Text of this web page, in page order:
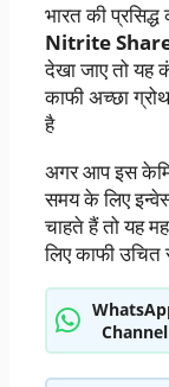
भारत की
Nitrite
देखा जाए तो यह
काफी अच्छा
है
अगर आप इस
समय के लिए
चाहते हैं तो यह
लिए काफी उचित
Channel